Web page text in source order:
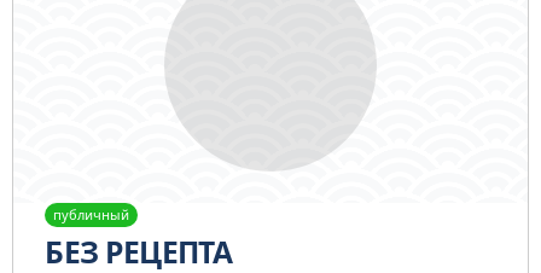
публичный
БЕЗ РЕЦЕПТА